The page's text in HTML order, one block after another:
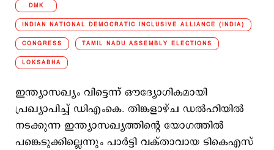
DMK
INDIAN NATIONAL DEMOCRATIC INCLUSIVE ALLIANCE (INDIA)
CONGRESS TAMIL NADU ASSEMBLY ELECTIONS
LOKSABHA
ഇന്ത്യാസഖ്യം വിട്ടെന്ന് ഔദ്യോഗികമായി
പ്രഖ്യാപിച്ച് ഡിഎംകെ. തിങ്കളാഴ്ച ഡല്‍ഹിയില്‍
നടക്കുന്ന ഇന്ത്യാസഖ്യത്തിന്‍റെ യോഗത്തില്‍
പങ്കെടുക്കില്ലെന്നും പാര്‍ട്ടി വക്താവായ ടികെഎസ്